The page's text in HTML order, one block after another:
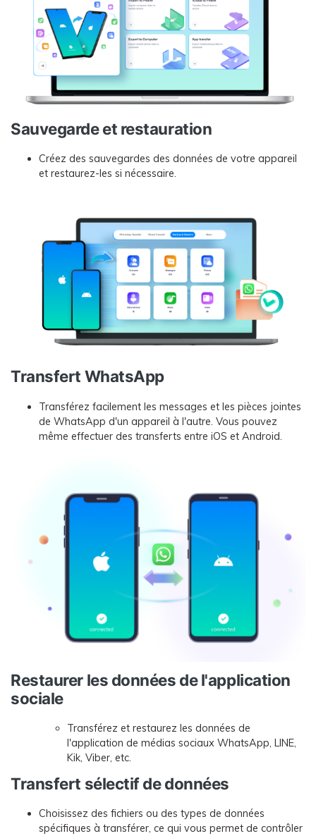
Sauvegarde et restauration
Créez des sauvegardes des données de votre appareil
et restaurez-les si nécessaire.
Transfert WhatsApp
Transférez facilement les messages et les pièces jointes
de WhatsApp d'un appareil à l'autre. Vous pouvez
même effectuer des transferts entre iOS et Android.
Restaurer les données de l'application
sociale
Transférez et restaurez les données de
l'application de médias sociaux WhatsApp, LINE,
Kik, Viber, etc.
Transfert sélectif de données
Choisissez des fichiers ou des types de données
spécifiques à transférer, ce qui vous permet de contrôler